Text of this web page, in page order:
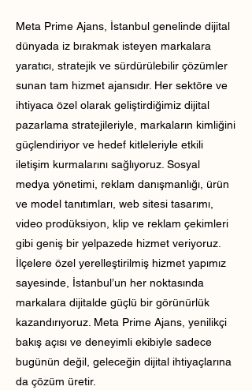
Meta Prime Ajans, İstanbul genelinde dijital
dünyada iz bırakmak isteyen markalara
yaratıcı, stratejik ve sürdürülebilir çözümler
sunan tam hizmet ajansıdır. Her sektöre ve
ihtiyaca özel olarak geliştirdiğimiz dijital
pazarlama stratejileriyle, markaların kimliğini
güçlendiriyor ve hedef kitleleriyle etkili
iletişim kurmalarını sağlıyoruz. Sosyal
medya yönetimi, reklam danışmanlığı, ürün
ve model tanıtımları, web sitesi tasarımı,
video prodüksiyon, klip ve reklam çekimleri
gibi geniş bir yelpazede hizmet veriyoruz.
İlçelere özel yerelleştirilmiş hizmet yapımız
sayesinde, İstanbul’un her noktasında
markalara dijitalde güçlü bir görünürlük
kazandırıyoruz. Meta Prime Ajans, yenilikçi
bakış açısı ve deneyimli ekibiyle sadece
bugünün değil, geleceğin dijital ihtiyaçlarına
da çözüm üretir.